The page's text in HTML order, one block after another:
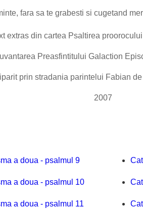
fara sa te grabesti si cugetand
extras din cartea Psaltirea
Preasfintitului Galaction
prin stradania parintelui Fabian
2007
a doua - psalmul 9
a doua - psalmul 10
a doua - psalmul 11